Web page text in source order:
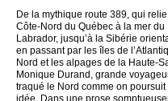
De la mythique route 389, qui
Côte-Nord du Québec à la mer du
Labrador, jusqu’à la Sibérie
en passant par les îles de
Nord et les alpages de la Haute-
Monique Durand, grande
traqué le Nord comme on poursuit